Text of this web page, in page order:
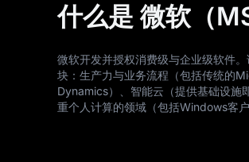
什么是 微软（
微软开发并授权消费级与企业级软件
块：生产力与业务流程（包括传统的
Dynamics）、智能云（提供基础设
重个人计算的领域（包括Windows客